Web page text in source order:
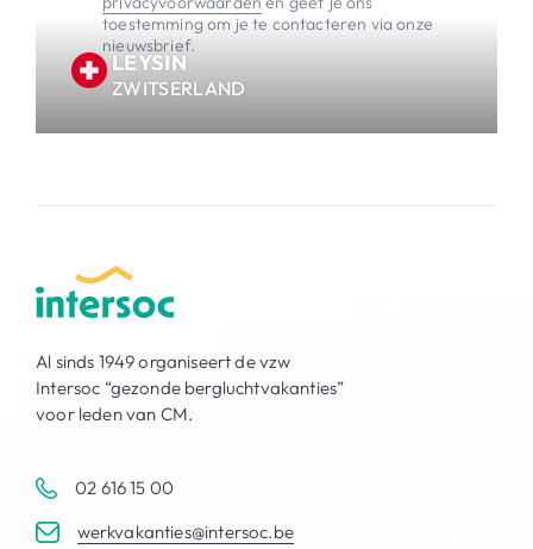
toestemming om je te contacteren via onze
nieuwsbrief.
LEYSIN
ZWITSERLAND
Al sinds 1949 organiseert de vzw
Intersoc “gezonde bergluchtvakanties”
voor leden van CM.
02 616 15 00
werkvakanties@intersoc.be